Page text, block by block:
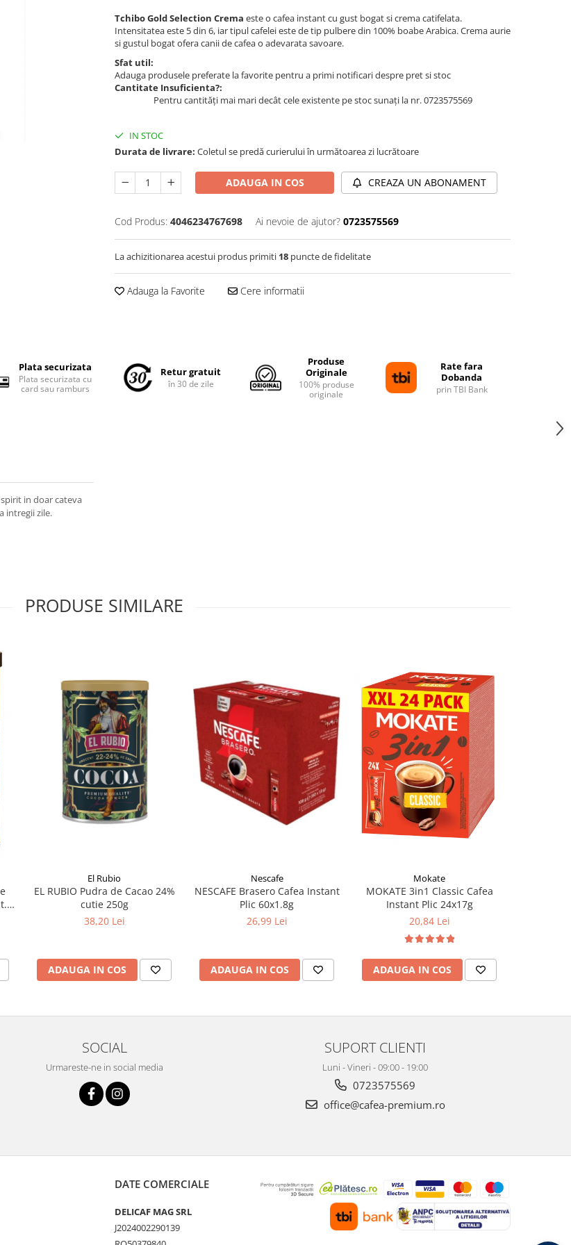
Tchibo Gold Selection Crema este o cafea instant cu gust bogat si crema catifelata.
Intensitatea este 5 din 6, iar tipul cafelei este de tip pulbere din 100% boabe Arabica.Crema aurie
si gustul bogat ofera canii de cafea o adevarata savoare.
Sfat util:
Adauga produsele preferate la favorite pentru a primi notificari despre pret si stoc
Cantitate Insuficienta?:
Pentru cantități mai mari decât cele existente pe stoc sunați la nr. 0723575569
IN STOC
Durata de livrare: Coletul se predă curierului în următoarea zi lucrătoare
ADAUGA IN COS CREAZA UN ABONAMENT
Cod Produs: 4046234767698 Ai nevoie de ajutor? 0723575569
La achizitionarea acestui produs primiti 18 puncte de fidelitate
Adauga la Favorite Cere informatii
Plata securizata
Plata securizata cu
card sau ramburs
Retur gratuit
în 30 de zile
Produse
Originale
100% produse
originale
Rate fara
Dobanda
prin TBI Bank
in doar cateva
intregii zile.
PRODUSE SIMILARE
El Rubio
EL RUBIO Pudra de Cacao 24%
cutie 250g
38,20 Lei
ADAUGA IN COS
Nescafe
NESCAFE Brasero Cafea Instant
Plic 60x1.8g
26,99 Lei
ADAUGA IN COS
Mokate
MOKATE 3in1 Classic Cafea
Instant Plic 24x17g
20,84 Lei
ADAUGA IN COS
SOCIAL
Urmareste-ne in social media
SUPORT CLIENTI
Luni - Vineri - 09:00 - 19:00
0723575569
office@cafea-premium.ro
DATE COMERCIALE
DELICAF MAG SRL
J2024002290139